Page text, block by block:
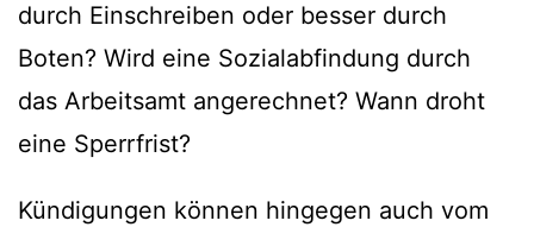
durch Einschreiben oder besser durch
Boten? Wird eine Sozialabfindung durch
das Arbeitsamt angerechnet? Wann droht
eine Sperrfrist?
Kündigungen können hingegen auch vom